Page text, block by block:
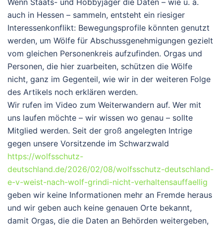
auch in Hessen – sammeln, entsteht ein riesiger
Interessenkonflikt: Bewegungsprofile könnten genutzt
werden, um Wölfe für Abschussgenehmigungen gezielt
vom gleichen Personenkreis aufzufinden. Orgas und
Personen, die hier zuarbeiten, schützen die Wölfe
nicht, ganz im Gegenteil, wie wir in der weiteren Folge
des Artikels noch erklären werden.
Wir rufen im Video zum Weiterwandern auf. Wer mit
uns laufen möchte – wir wissen wo genau – sollte
Mitglied werden. Seit der groß angelegten Intrige
gegen unsere Vorsitzende im Schwarzwald
https://wolfsschutz-
deutschland.de/2026/02/08/wolfsschutz-deutschland-
e-v-weist-nach-wolf-grindi-nicht-verhaltensauffaellig
geben wir keine Informationen mehr an Fremde heraus
und wir geben auch keine genauen Orte bekannt,
damit Orgas, die die Daten an Behörden weitergeben,